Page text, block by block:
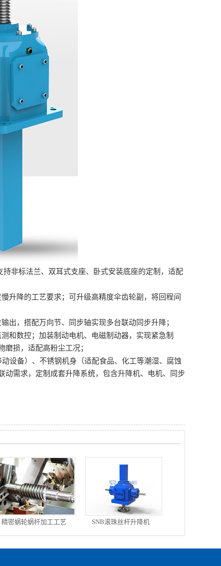
非标法兰、双耳式支座、卧式安装底座的定制，适配
升降的工艺要求；可升级高精度伞齿轮副，将回程间
出，搭配万向节、同步轴实现多台联动同步升降；
和数控；加装制动电机、电磁制动器，实现紧急制
损，适配高粉尘工况；
设备）、不锈钢机身（适配食品、化工等潮湿、腐蚀
需求，定制成套升降系统，包含升降机、电机、同步
精密蜗轮蜗杆加工工艺 SNB滚珠丝杆升降机